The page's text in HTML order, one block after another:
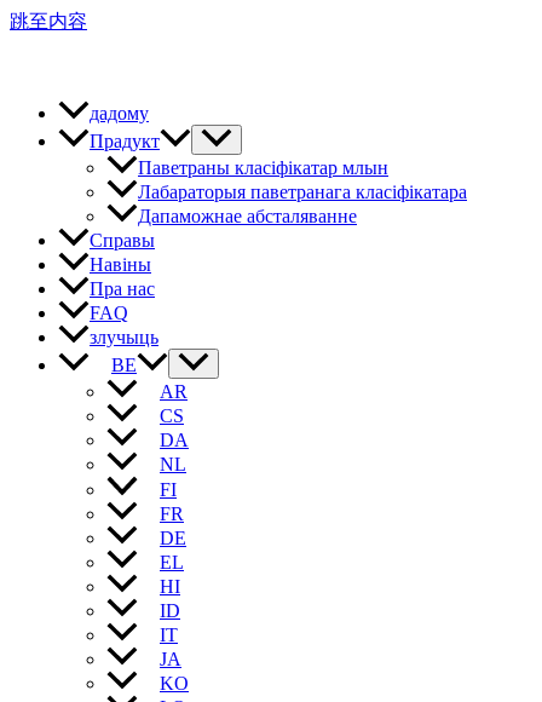
跳至内容
дадому
Прадукт
Паветраны класіфікатар млын
Лабараторыя паветранага класіфікатара
Дапаможнае абсталяванне
Справы
Навіны
Пра нас
FAQ
злучыць
BE
AR
CS
DA
NL
FI
FR
DE
EL
HI
ID
IT
JA
KO